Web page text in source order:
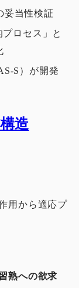
妥当性検証
ロセス」と
S）が開発
造
用から適応プ
熟への欲求